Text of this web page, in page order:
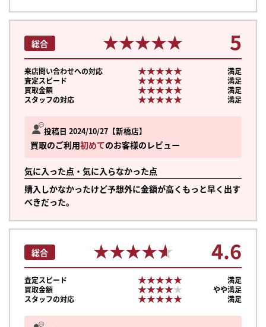
投稿日 2024/10/27 新橋店
買取のご利用初めてのお客様のレビュー
気に入った点・気に入らなかった点
購入しかなかったけど予想外に金額が高くもっと早く出す
べきだった。
総合 ★★★★★
★★★★★ 5
来店問い合わせへの対応 ★★★★★
★★★★★
満足
査定スピード
★★★★★
★★★★★
満足
買取金額
★★★★★
★★★★★
満足
スタッフの対応
★★★★★
★★★★★ 満足
総合 ★★★★★
★★★★★ 4.6
査定スピード ★★★★★
★★★★★
満足
買取金額
★★★★★
★★★★★
やや満足
スタッフの対応
★★★★★
★★★★★ 満足
まずは